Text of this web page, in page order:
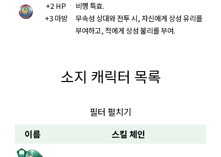
+2 HP
+3 마방
비행 특효.
무속성 상대와 전투 시, 자신에게 상성 유리를
부여하고, 적에게 상성 불리를 부여.
소지 캐릭터 목록
필터 펼치기
이름 스킬 체인